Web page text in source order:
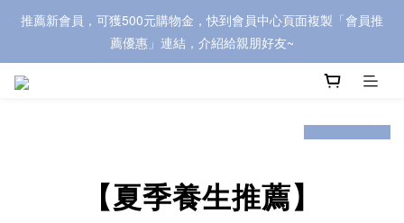
歡迎蒞臨【漢方職人】，立即加入會員，即可獲購物金200元喔~
推薦新會員，可獲500元購物金，快到會員中心頁面複製「會員推
薦優惠」連結，介紹給親朋好友~
歡迎蒞臨【漢方職人】，立即加入會員，即可獲購物金200元喔~
【夏季養生推薦】